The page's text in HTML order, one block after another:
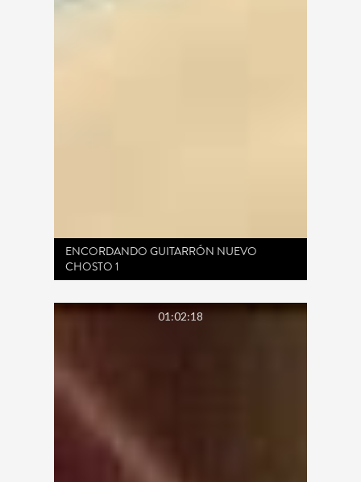
ENCORDANDO GUITARRÓN NUEVO
CHOSTO 1
01:02:18